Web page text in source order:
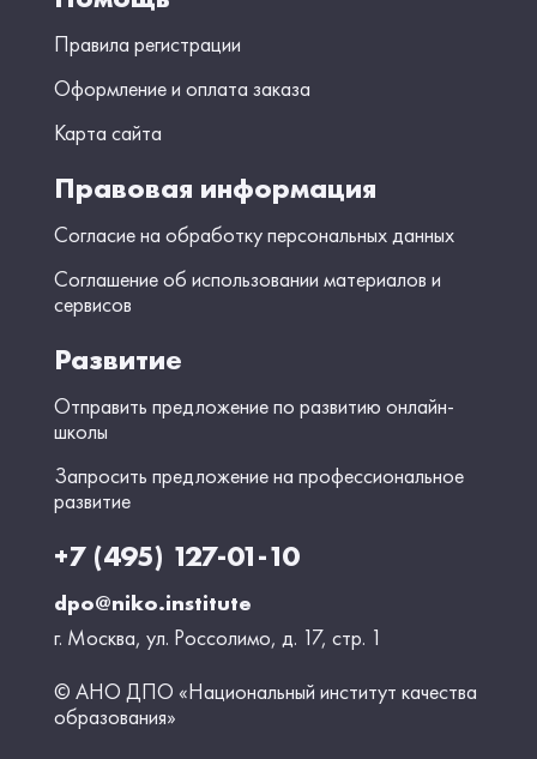
Правила регистрации
Оформление и оплата заказа
Карта сайта
Правовая информация
Согласие на обработку персональных данных
Соглашение об использовании материалов и
сервисов
Развитие
Отправить предложение по развитию онлайн-
школы
Запросить предложение на профессиональное
развитие
+7 (495) 127-01-10
dpo@niko.institute
г. Москва, ул. Россолимо, д. 17, стр. 1
© АНО ДПО «Национальный институт качества
образования»